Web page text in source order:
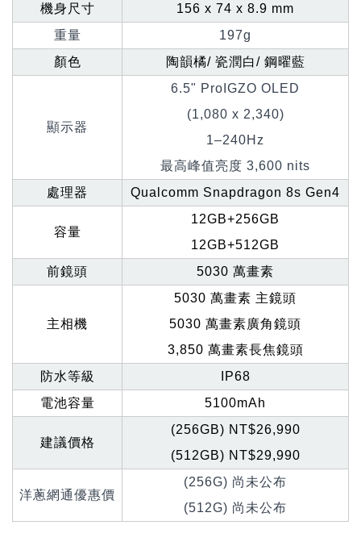
機身尺寸
156 x 74 x 8.9 mm
重量
197g
顏色
陶韻橘/ 瓷潤白/ 鋼曜藍
顯示器
6.5" ProIGZO OLED
(1,080 x 2,340)
1–240Hz
最高峰值亮度 3,600 nits
處理器
Qualcomm Snapdragon 8s Gen4
容量
12GB+256GB
12GB+512GB
前鏡頭
5030 萬畫素
主相機
5030 萬畫素 主鏡頭
5030 萬畫素廣角鏡頭
3,850 萬畫素長焦鏡頭
防水等級
IP68
電池容量
5100mAh
建議價格
(256GB) NT$26,990
(512GB) NT$29,990
洋蔥網通優惠價
(256G) 尚未公布
(512G) 尚未公布